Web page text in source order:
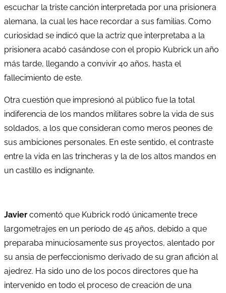
escuchar la triste canción interpretada por una prisionera
alemana, la cual les hace recordar a sus familias. Como
curiosidad se indicó que la actriz que interpretaba a la
prisionera acabó casándose con el propio Kubrick un año
más tarde, llegando a convivir 40 años, hasta el
fallecimiento de este.
Otra cuestión que impresionó al público fue la total
indiferencia de los mandos militares sobre la vida de sus
soldados, a los que consideran como meros peones de
sus ambiciones personales. En este sentido, el contraste
entre la vida en las trincheras y la de los altos mandos en
un castillo es indignante.
Javier comentó que Kubrick rodó únicamente trece
largometrajes en un período de 45 años, debido a que
preparaba minuciosamente sus proyectos, alentado por
su ansia de perfeccionismo derivado de su gran afición al
ajedrez. Ha sido uno de los pocos directores que ha
intervenido en todo el proceso de creación de una